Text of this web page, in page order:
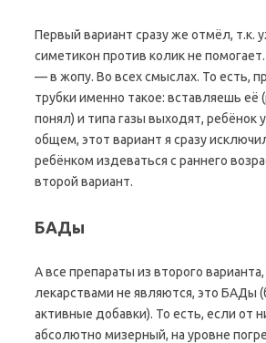
Первый вариант сразу же отмёл, т.к.
симетикон против колик не
— в жопу. Во всех смыслах. То есть,
трубки именно такое: вставляешь её
понял) и типа газы выходят, ребёнок
общем, этот вариант я сразу
ребёнком издеваться с раннего
второй вариант.
БАДы
А все препараты из второго варианта,
лекарствами не являются, это БАДы
активные добавки). То есть, если от
абсолютно мизерный, на уровне